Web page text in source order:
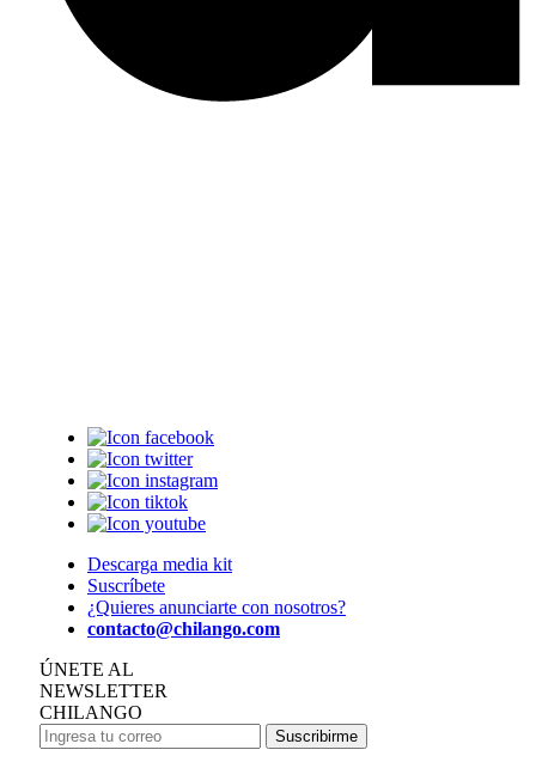
Descarga media kit
Suscríbete
¿Quieres anunciarte con nosotros?
contacto@chilango.com
ÚNETE AL
NEWSLETTER
CHILANGO
Suscribirme